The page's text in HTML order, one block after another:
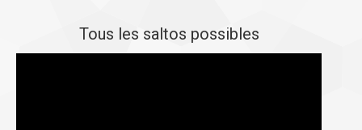
Tous les saltos possibles